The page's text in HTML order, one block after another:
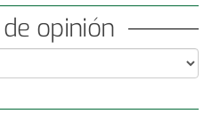
de opinión